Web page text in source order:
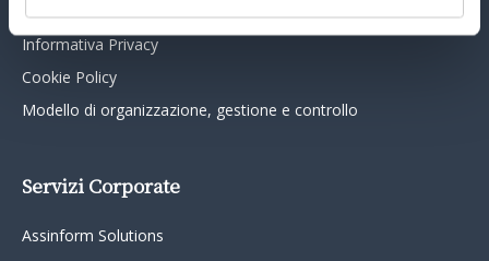
Collabora con noi
Informativa Privacy
Cookie Policy
Modello di organizzazione, gestione e controllo
Servizi Corporate
Assinform Solutions